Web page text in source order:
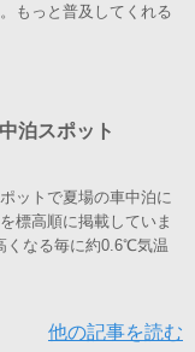
もっと普及してくれる
泊スポット
ットで夏場の車中泊に
標高順に掲載していま
くなる毎に約0.6℃気温
他の記事を読む